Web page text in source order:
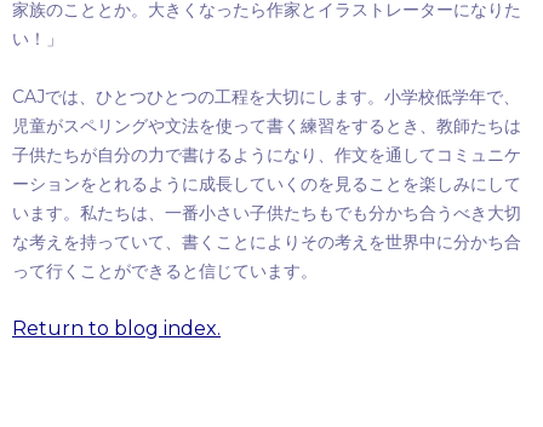
家族のこととか。大きくなったら作家とイラストレーターになりた
い！」
CAJでは、ひとつひとつの工程を大切にします。小学校低学年で、
児童がスペリングや文法を使って書く練習をするとき、教師たちは
子供たちが自分の力で書けるようになり、作文を通してコミュニケ
ーションをとれるように成長していくのを見ることを楽しみにして
います。私たちは、一番小さい子供たちもでも分かち合うべき大切
な考えを持っていて、書くことによりその考えを世界中に分かち合
って行くことができると信じています。
Return to blog index.